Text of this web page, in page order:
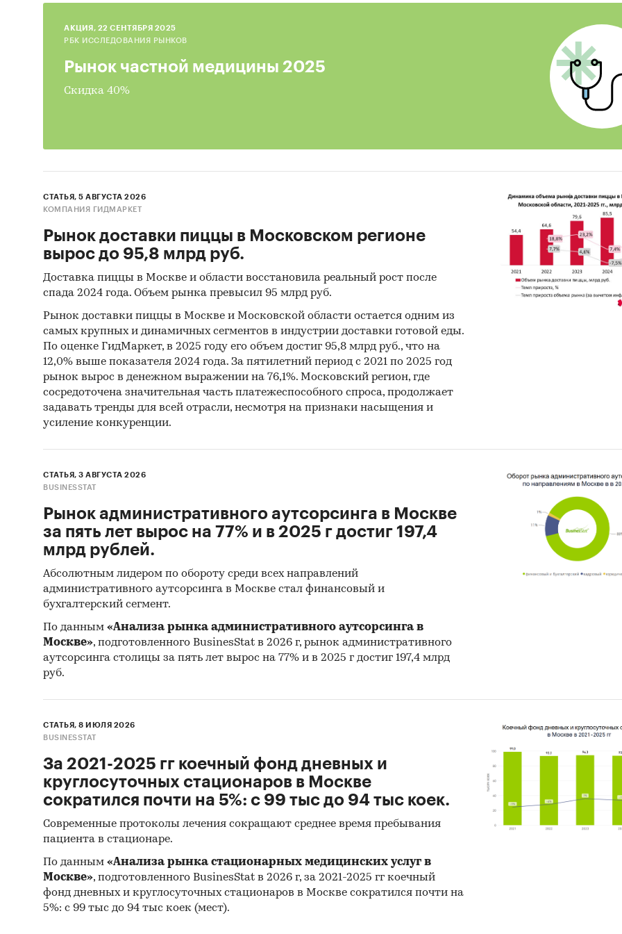
Конкурентный анализ на рынке спортивных клубов в
Анализ потребления
Оценка факторов инвестиционной привлекательности
Выводы о перспективности создания предприятий в
Источники информации:
Базы данных государственных органов статистики
Данные налоговой службы РФ
Официальные интернет-порталы правовой информации
Открытые источники (сайты, порталы)
Отчетность эмитентов
Сайты компаний
Архивы СМИ
Специализированные аналитические порталы
Методы:
Кабинетное исследование. Поиск и анализ информации
различных источников, проведение расчетов.
аналитика
прогнозирования с поправкой на мнение экспертов.
Отчет отражает мнение авторов и не является
Московская область
AКЦИЯ, 22 СЕНТЯБРЯ 2025
РБК ИССЛЕДОВАНИЯ РЫНКОВ
Рынок частной медицины 2025
Скидка 40%
СТАТЬЯ, 5 АВГУСТА 2026
КОМПАНИЯ ГИДМАРКЕТ
Рынок доставки пиццы в Московском регионе
вырос до 95,8 млрд руб.
Доставка пиццы в Москве и области восстановила реальный рост после
спада 2024 года. Объем рынка превысил 95 млрд руб.
Рынок доставки пиццы в Москве и Московской области остается одним из
самых крупных и динамичных сегментов в индустрии доставки готовой еды.
По оценке ГидМаркет, в 2025 году его объем достиг 95,8 млрд руб., что на
12,0% выше показателя 2024 года. За пятилетний период с 2021 по 2025 год
рынок вырос в денежном выражении на 76,1%. Московский регион, где
сосредоточена значительная часть платежеспособного спроса, продолжает
задавать тренды для всей отрасли, несмотря на признаки насыщения и
усиление конкуренции.
СТАТЬЯ, 3 АВГУСТА 2026
BUSINESSTAT
Рынок административного аутсорсинга в Москве
за пять лет вырос на 77% и в 2025 г достиг 197,4
млрд рублей.
Абсолютным лидером по обороту среди всех направлений
административного аутсорсинга в Москве стал финансовый и
бухгалтерский сегмент.
По данным «Анализа рынка административного аутсорсинга в
Москве», подготовленного BusinesStat в 2026 г, рынок административного
аутсорсинга столицы за пять лет вырос на 77% и в 2025 г достиг 197,4 млрд
руб.
СТАТЬЯ, 8 ИЮЛЯ 2026
BUSINESSTAT
За 2021-2025 гг коечный фонд дневных и
круглосуточных стационаров в Москве
сократился почти на 5%: с 99 тыс до 94 тыс коек.
Современные протоколы лечения сокращают среднее время пребывания
пациента в стационаре.
По данным «Анализа рынка стационарных медицинских услуг в
Москве», подготовленного BusinesStat в 2026 г, за 2021-2025 гг коечный
фонд дневных и круглосуточных стационаров в Москве сократился почти на
5%: с 99 тыс до 94 тыс коек (мест).